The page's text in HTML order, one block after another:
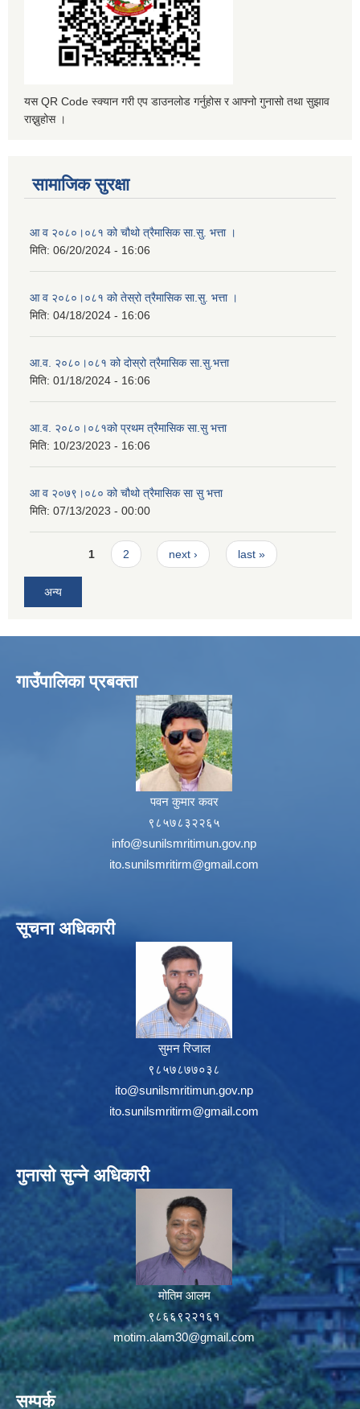
यस QR Code स्क्यान गरी एप डाउनलोड गर्नुहोस र आफ्नो गुनासो तथा सुझाव
राख्नुहोस ।
सामाजिक सुरक्षा
आ व २०८०।०८१ को चौथो त्रैमासिक सा.सु. भत्ता ।
मिति: 06/20/2024 - 16:06
आ व २०८०।०८१ को तेस्रो त्रैमासिक सा.सु. भत्ता ।
मिति: 04/18/2024 - 16:06
आ.व. २०८०।०८१ को दोस्रो त्रैमासिक सा.सु.भत्ता
मिति: 01/18/2024 - 16:06
आ.व. २०८०।०८१को प्रथम त्रैमासिक सा.सु भत्ता
मिति: 10/23/2023 - 16:06
आ व २०७९।०८० को चौथो त्रैमासिक सा सु भत्ता
मिति: 07/13/2023 - 00:00
Pages1 2 next › last »
अन्य
गाउँपालिका प्रबक्ता
पवन कुमार कवर
९८५७८३२२६५
info@sunilsmritimun.gov.np
ito.sunilsmritirm@gmail.com
सूचना अधिकारी
सुमन रिजाल
९८५७८७७०३८
ito@sunilsmritimun.gov.np
ito.sunilsmritirm@gmail.com
गुनासो सुन्ने अधिकारी
मोतिम आलम
९८६६९२२१६१
motim.alam30@gmail.com
सम्पर्क